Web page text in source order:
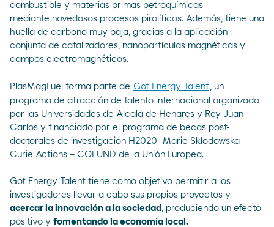
combustible y materias primas petroquímicas
mediante novedosos procesos pirolíticos. Además, tiene una
huella de carbono muy baja, gracias a la aplicación
conjunta de catalizadores, nanopartículas magnéticas y
campos electromagnéticos.
PlasMagFuel forma parte de Got Energy Talent, un
programa de atracción de talento internacional organizado
por las Universidades de Alcalá de Henares y Rey Juan
Carlos y financiado por el programa de becas post-
doctorales de investigación H2020- Marie Skłodowska-
Curie Actions – COFUND de la Unión Europea.
Got Energy Talent tiene como objetivo permitir a los
investigadores llevar a cabo sus propios proyectos y
acercar la innovación a la sociedad , produciendo un efecto
positivo y fomentando la economía local.